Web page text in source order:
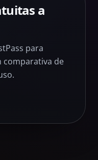
a
para
comparativa de